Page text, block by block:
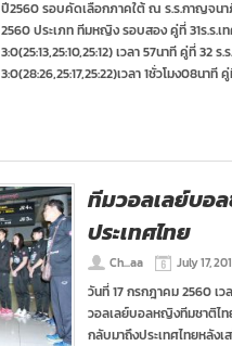
ปี2560 รอบคัดเลือกภาคใต้ ณ ร.ร.กาญจนา
2560 ประเภท ทีมหญิง รอบสอง คู่ที่ 31ร.ร.
3:0(25:13,25:10,25:12) เวลา 57นาที คู่ที่
3:0(28:26,25:17,25:22)เวลา 1ชั่วโมง08นา
ทีมวอลเลย์บอ
ประเทศไทย
Ch...aa July 17,
วันที่ 17 กรกฎาคม 2560 เ
วอลเลย์บอลหญิงทีมชาติไท
กลับมาถึงประเทศไทยหลัง